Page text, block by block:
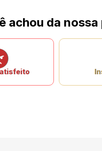
achou da nossa